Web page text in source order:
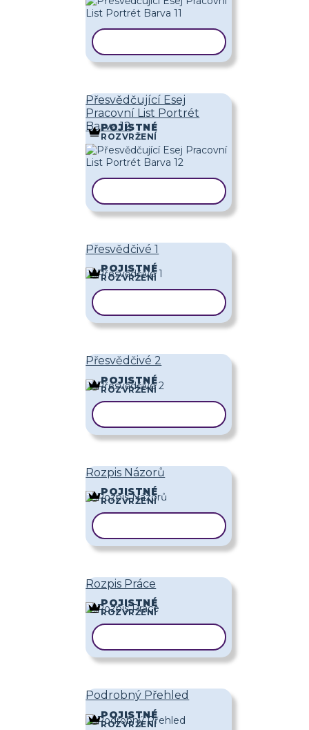
Přesvědčující Esej
Pracovní List Portrét
Barva 12
POJISTNÉ
ROZVRŽENÍ
Přesvědčivé 1
POJISTNÉ
ROZVRŽENÍ
Přesvědčivé 2
POJISTNÉ
ROZVRŽENÍ
Rozpis Názorů
POJISTNÉ
ROZVRŽENÍ
Rozpis Práce
POJISTNÉ
ROZVRŽENÍ
Podrobný Přehled
POJISTNÉ
ROZVRŽENÍ